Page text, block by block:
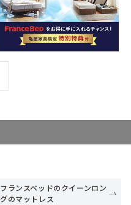
フランスベッドのクイーンロン
グのマットレス